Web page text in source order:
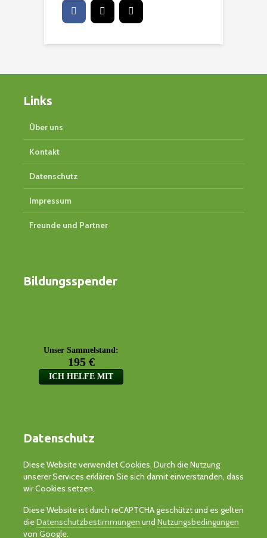
Links
Über uns
Kontakt
Datenschutz
Impressum
Freunde und Partner
Bildungsspender
Datenschutz
Diese Website verwendet Cookies. Durch die Nutzung
unserer Services erklären Sie sich damit einverstanden, dass
wir Cookies setzen.
Diese Website ist durch reCAPTCHA geschützt und es gelten
dieDatenschutzbestimmungen und Nutzungsbedingungen
von Google.